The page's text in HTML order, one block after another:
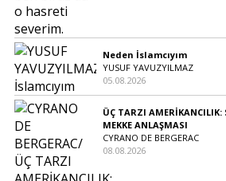
Neden İslamcıyım
YUSUF YAVUZYILMAZ
05.08.2026
ÜÇ TARZI AMERİKANCILIK:
MEKKE ANLAŞMASI
CYRANO DE BERGERAC
08.08.2026